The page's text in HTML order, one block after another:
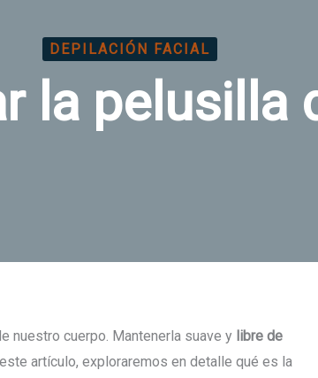
DEPILACIÓN FACIAL
la pelusilla
nuestro cuerpo. Mantenerla suave y libre de
artículo, exploraremos en detalle qué es la